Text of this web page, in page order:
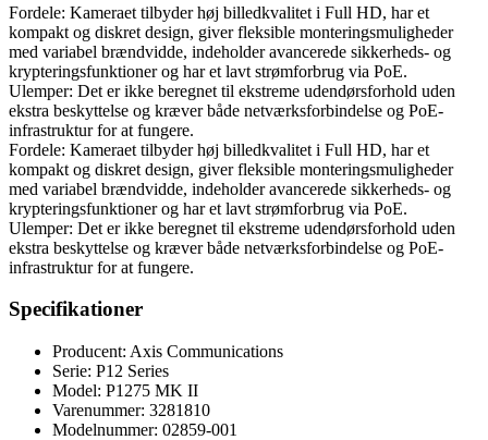
Fordele: Kameraet tilbyder høj billedkvalitet i Full HD, har et
kompakt og diskret design, giver fleksible monteringsmuligheder
med variabel brændvidde, indeholder avancerede sikkerheds- og
krypteringsfunktioner og har et lavt strømforbrug via PoE.
Ulemper: Det er ikke beregnet til ekstreme udendørsforhold uden
ekstra beskyttelse og kræver både netværksforbindelse og PoE-
infrastruktur for at fungere.
Fordele: Kameraet tilbyder høj billedkvalitet i Full HD, har et
kompakt og diskret design, giver fleksible monteringsmuligheder
med variabel brændvidde, indeholder avancerede sikkerheds- og
krypteringsfunktioner og har et lavt strømforbrug via PoE.
Ulemper: Det er ikke beregnet til ekstreme udendørsforhold uden
ekstra beskyttelse og kræver både netværksforbindelse og PoE-
infrastruktur for at fungere.
Specifikationer
Producent: Axis Communications
Serie: P12 Series
Model: P1275 MK II
Varenummer: 3281810
Modelnummer: 02859-001